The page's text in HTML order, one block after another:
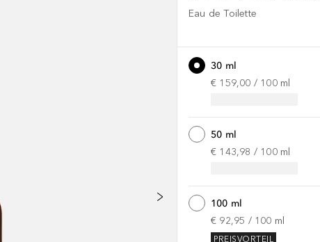
Eau de Toilette
30 ml
€ 159,00 / 100 ml
50 ml
€ 143,98 / 100 ml
100 ml
€ 92,95 / 100 ml
PREISVORTEIL